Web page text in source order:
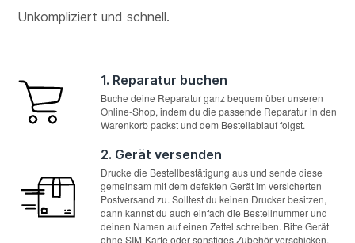
Unkompliziert und schnell.
1. Reparatur buchen
Buche deine Reparatur ganz bequem über unseren
Online-Shop, indem du die passende Reparatur in den
Warenkorb packst und dem Bestellablauf folgst.
2. Gerät versenden
Drucke die Bestellbestätigung aus und sende diese
gemeinsam mit dem defekten Gerät im versicherten
Postversand zu. Solltest du keinen Drucker besitzen,
dann kannst du auch einfach die Bestellnummer und
deinen Namen auf einen Zettel schreiben. Bitte Gerät
ohne SIM-Karte oder sonstiges Zubehör verschicken.